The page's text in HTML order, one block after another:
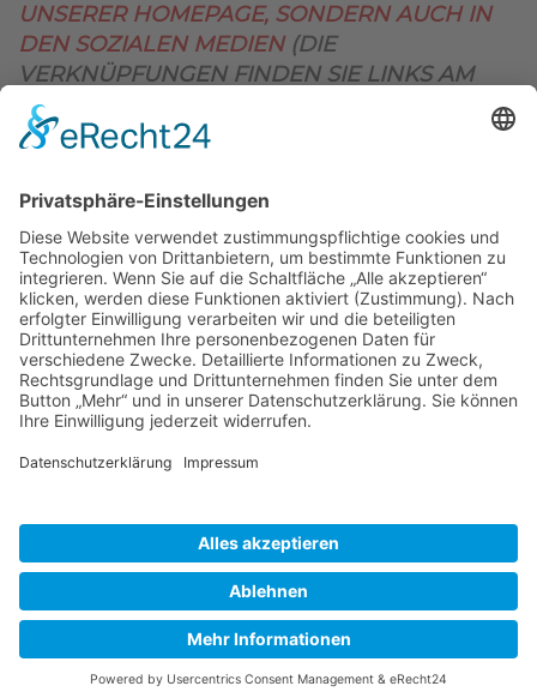
UNSERER HOMEPAGE, SONDERN AUCH IN
DEN SOZIALEN MEDIEN (DIE
VERKNÜPFUNGEN FINDEN SIE LINKS AM
OBEREN SEITENRAND)
BIENENZUCHTVEREIN SULZBACH-ROSENBERG
1871 E.V.
1. Vorsitzender
Matthias Bohmann
Siebeneichen 13
92237 Sulzbach-Rosenberg
E-Mail: vorstand@bienenzuchtverein-sulzbach-
Copyright © Bienenzuchtverein
Sulzbach-Rosenberg 1871 e.V.
Kontakt|Impressum|Datenschutzerklärung|
Cookie-Einstellungen